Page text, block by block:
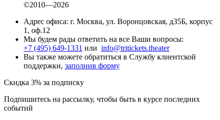
©2010—2026
Адрес офиса: г. Москва, ул. Воронцовская, д35Б, корпус
1, оф.12
Мы будем рады ответить на все Ваши вопросы:
+7 (495) 649-1331 или info@tritickets.theater
Вы также можете обратиться в Службу клиентской
поддержки, заполнив форму
Скидка 3% за подписку
Подпишитесь на рассылку, чтобы быть в курсе последних
событий